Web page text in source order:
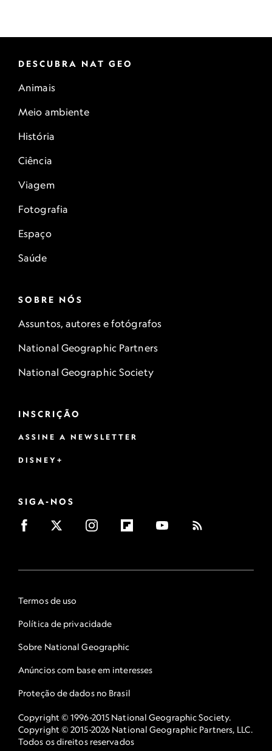
DESCUBRA NAT GEO
Animais
Meio ambiente
História
Ciência
Viagem
Fotografia
Espaço
Saúde
SOBRE NÓS
Assuntos, autores e fotógrafos
National Geographic Partners
National Geographic Society
INSCRIÇÃO
ASSINE A NEWSLETTER
DISNEY+
SIGA-NOS
Termos de uso
Política de privacidade
Sobre National Geographic
Anúncios com base em interesses
Proteção de dados no Brasil
Copyright © 1996-2015 National Geographic Society.
Copyright © 2015-2026 National Geographic Partners, LLC.
Todos os direitos reservados